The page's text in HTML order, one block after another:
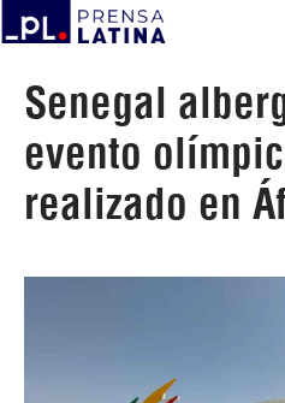
Senegal
evento
realizado en